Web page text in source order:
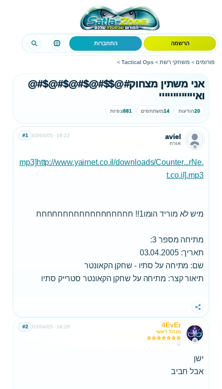
הרשמה התחברות
פורומים > משחקי רשת >
Tactical Ops
>
אני משתין מצחוק#@$$#@$#@$#@$#@
ואייייייייייייי
20הודעות 14משתתפים 881צפיות
aviel
אורח
03/04/05 19:22
#1
.mp3]http://www.yairnet.co.il/downloads/Counter...rNe
t.co.il].mp3
מיש לא מוריד הומו1!! חחחחחחחחחחחחחחחחחח
מתיחה מספר 3:
תאריך: 03.04.2005
שם: מתיחה על סתיו - שחקן הקאונטר
תיאור קצר: מתיחה על שחקן הקאונטר סטרייק סתיו
שתף
4EvEr
מנהל ראשי
03/04/05 19:28
#2
ישן
אבל חביב